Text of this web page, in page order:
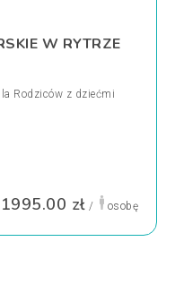
W RYTRZE
Rodziców z dziećmi
1995.00 zł / osobę